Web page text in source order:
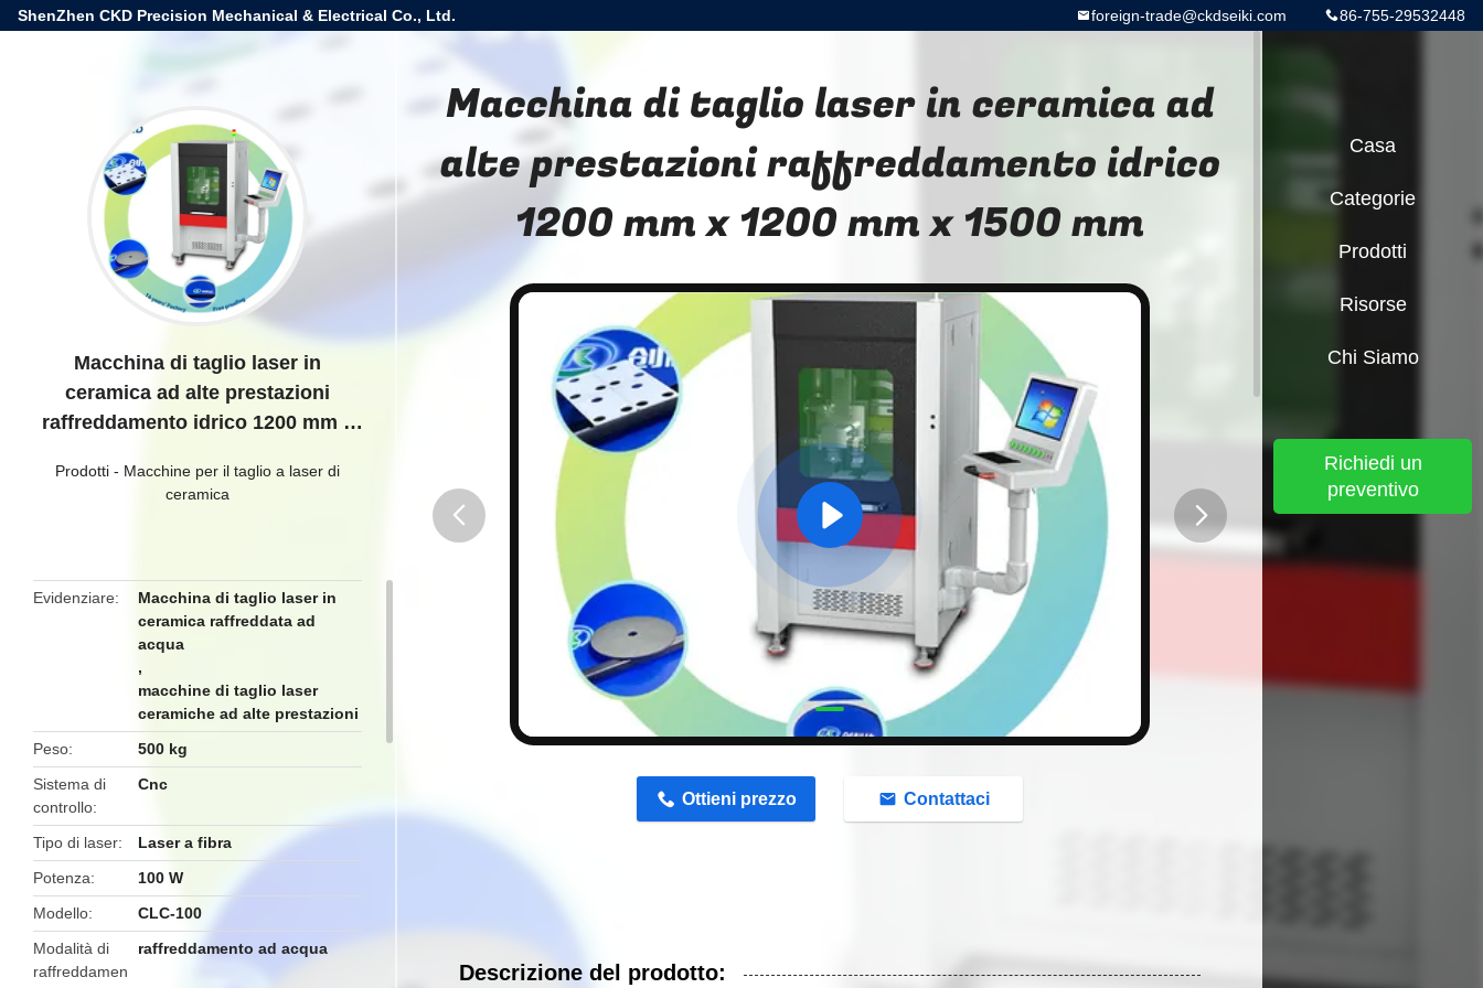
ShenZhen CKD Precision Mechanical & Electrical Co., Ltd. 86-755-29532448
foreign-trade@ckdseiki.com
Macchina di taglio laser in
ceramica ad alte prestazioni
raffreddamento idrico 1200 mm x
Prodotti - Macchine per il taglio a laser di
ceramica
Evidenziare
Macchina di taglio laser in
ceramica raffreddata ad
acqua
,
macchine di taglio laser
ceramiche ad alte prestazioni
Peso
500 kg
Sistema di
controllo
Cnc
Tipo di laser
Laser a fibra
Potenza
100 W
Modello
CLC-100
Modalità di
raffreddamen
raffreddamento ad acqua
Macchina di taglio laser in ceramica ad
alte prestazioni raffreddamento idrico
1200 mm x 1200 mm x 1500 mm
button
Ottieni prezzo Contattaci
Descrizione del prodotto:
Casa
Categorie
Prodotti
Risorse
Chi Siamo
Richiedi un
preventivo